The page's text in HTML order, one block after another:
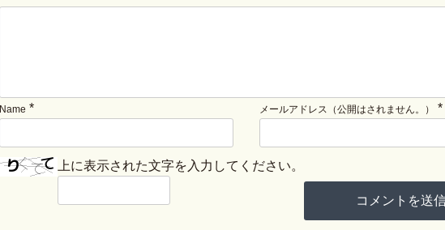
Name * メールアドレス（公開はされません。） *
上に表示された文字を入力してください。